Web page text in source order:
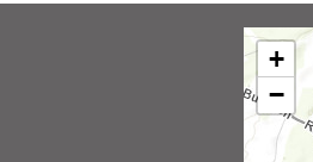
+
−